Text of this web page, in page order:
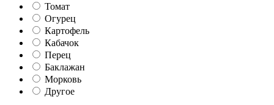
Томат
Огурец
Картофель
Кабачок
Перец
Баклажан
Морковь
Другое